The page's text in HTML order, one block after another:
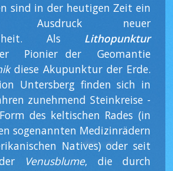
sind in der heutigen Zeit ein
Ausdruck neuer
Als Lithopunktur
Pionier der Geomantie
diese Akupunktur der Erde.
Untersberg finden sich in
zunehmend Steinkreise -
des keltischen Rades (in
sogenannten Medizinrädern
Natives) oder seit
Venusblume, die durch